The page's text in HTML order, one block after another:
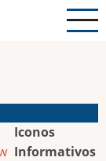
Iconos
Informativos